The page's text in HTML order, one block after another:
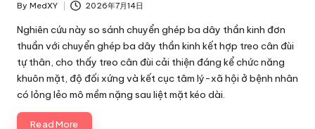
Posted
by
By MedXY 2026年7月14日
Nghiên cứu này so sánh chuyển ghép ba dây thần kinh đơn
thuần với chuyển ghép ba dây thần kinh kết hợp treo cân đùi
tự thân, cho thấy treo cân đùi cải thiện đáng kể chức năng
khuôn mặt, độ đối xứng và kết cục tâm lý-xã hội ở bệnh nhân
có lỏng lẻo mô mềm nặng sau liệt mặt kéo dài.
Read More